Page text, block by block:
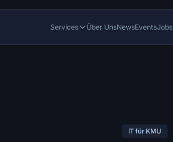
Services Über UnsNewsEventsJobs
IT für KMU